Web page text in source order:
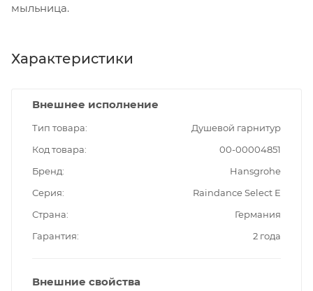
мыльница.
Характеристики
Внешнее исполнение
Тип товара
Душевой гарнитур
Код товара
00-00004851
Бренд
Hansgrohe
Серия
Raindance Select E
Страна
Германия
Гарантия
2 года
Внешние свойства